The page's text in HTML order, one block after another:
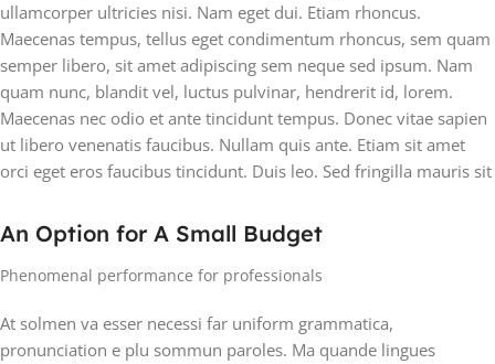
ullamcorper ultricies nisi. Nam eget dui. Etiam rhoncus.
Maecenas tempus, tellus eget condimentum rhoncus, sem quam
semper libero, sit amet adipiscing sem neque sed ipsum. Nam
quam nunc, blandit vel, luctus pulvinar, hendrerit id, lorem.
Maecenas nec odio et ante tincidunt tempus. Donec vitae sapien
ut libero venenatis faucibus. Nullam quis ante. Etiam sit amet
orci eget eros faucibus tincidunt. Duis leo. Sed fringilla mauris sit
An Option for A Small Budget
Phenomenal performance for professionals
At solmen va esser necessi far uniform grammatica,
pronunciation e plu sommun paroles. Ma quande lingues